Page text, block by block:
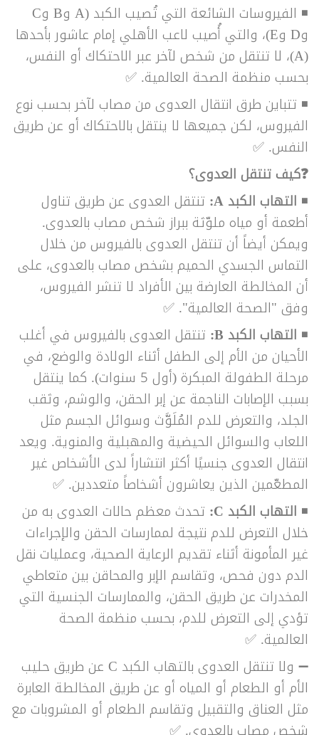
◾ الفيروسات الشائعة التي تُصيب الكبد (A وB وC
وD وE)، والتي أُصيب لاعب الأهلي إمام عاشور بأحدها
(A)، لا تنتقل من شخص لآخر عبر الاحتكاك أو النفس،
بحسب منظمة الصحة العالمية. ✅
◾ تتباين طرق انتقال العدوى من مصاب لآخر بحسب نوع
الفيروس، لكن جميعها لا ينتقل بالاحتكاك أو عن طريق
النفس. ✅
❓كيف تنتقل العدوى؟
◾ التهاب الكبد A:
تنتقل العدوى عن طريق تناول
أطعمة أو مياه ملوّثة ببراز شخص مصاب بالعدوى.
ويمكن أيضاً أن تنتقل العدوى بالفيروس من خلال
التماس الجسدي الحميم بشخص مصاب بالعدوى، على
أن المخالطة العارضة بين الأفراد لا تنشر الفيروس،
وفق "الصحة العالمية". ✅
◾ التهاب الكبد B:
تنتقل العدوى بالفيروس في أغلب
الأحيان من الأم إلى الطفل أثناء الولادة والوضع، في
مرحلة الطفولة المبكرة (أول 5 سنوات). كما ينتقل
بسبب الإصابات الناجمة عن إبر الحقن، والوشم، وثقب
الجلد، والتعرض للدم المُلَوَّث وسوائل الجسم مثل
اللعاب والسوائل الحيضية والمهبلية والمنوية. ويعد
انتقال العدوى جنسيًا أكثر انتشاراً لدى الأشخاص غير
المطعّمين الذين يعاشرون أشخاصاً متعددين. ✅
◾ التهاب الكبد C:
تحدث معظم حالات العدوى به من
خلال التعرض للدم نتيجة لممارسات الحقن والإجراءات
غير المأمونة أثناء تقديم الرعاية الصحية، وعمليات نقل
الدم دون فحص، وتقاسم الإبر والمحاقن بين متعاطي
المخدرات عن طريق الحقن، والممارسات الجنسية التي
تؤدي إلى التعرض للدم، بحسب منظمة الصحة
العالمية. ✅
➖ ولا تنتقل العدوى بالتهاب الكبد C عن طريق حليب
الأم أو الطعام أو المياه أو عن طريق المخالطة العابرة
مثل العناق والتقبيل وتقاسم الطعام أو المشروبات مع